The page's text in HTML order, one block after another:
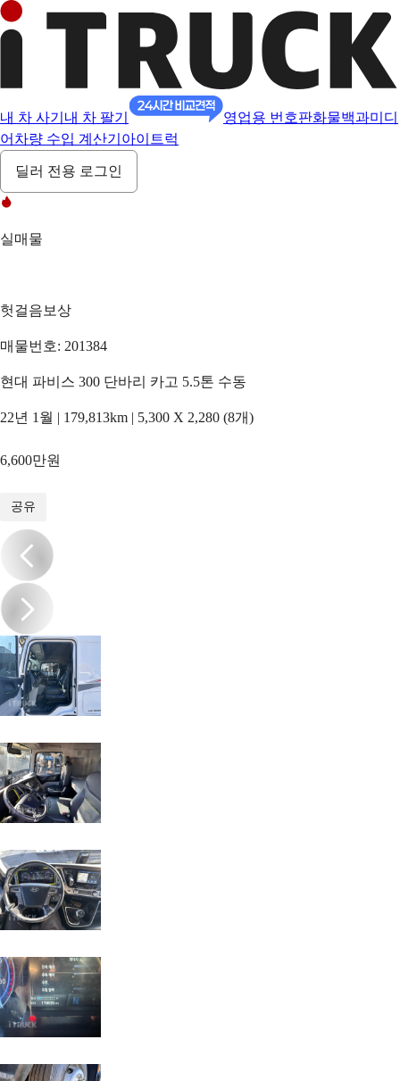
내 차 사기 내 차 팔기 영업용 번호판화물백과미디
어 차량 수입 계산기 아이트럭
딜러 전용 로그인
실매물
헛걸음보상
매물번호: 201384
현대 파비스 300 단바리 카고 5.5톤 수동
22년 1월 | 179,813km | 5,300 X 2,280 (8개)
6,600만원
공유
/16